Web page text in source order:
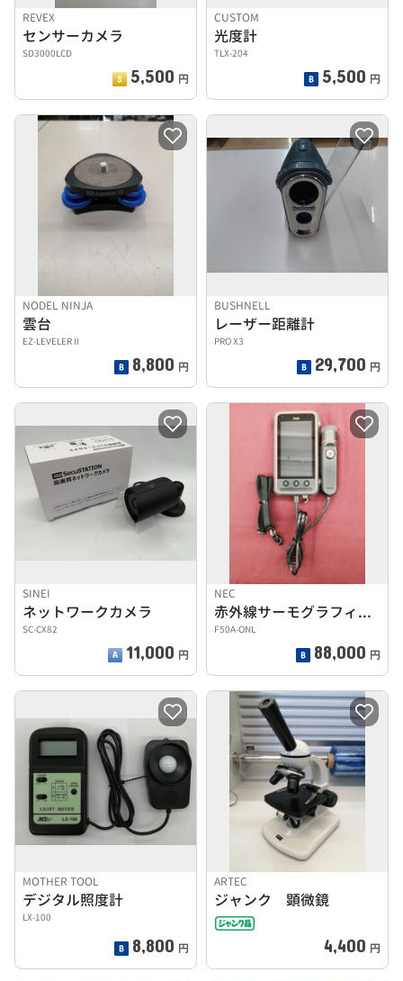
REVEX
センサーカメラ
SD3000LCD
5,500 円
CUSTOM
光度計
TLX-204
5,500 円
NODEL NINJA
雲台
EZ-LEVELERⅡ
8,800 円
BUSHNELL
レーザー距離計
PRO X3
29,700 円
SINEI
ネットワークカメラ
SC-CX82
11,000 円
NEC
赤外線サーモグラフィカメラ
F50A-ONL
88,000 円
MOTHER TOOL
デジタル照度計
LX-100
8,800 円
ARTEC
ジャンク 顕微鏡
4,400 円